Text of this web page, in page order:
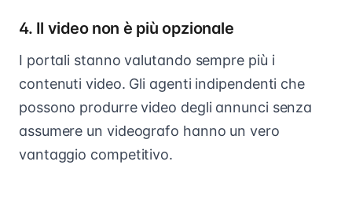
4. Il video non è più opzionale
I portali stanno valutando sempre più i
contenuti video. Gli agenti indipendenti che
possono produrre video degli annunci senza
assumere un videografo hanno un vero
vantaggio competitivo.